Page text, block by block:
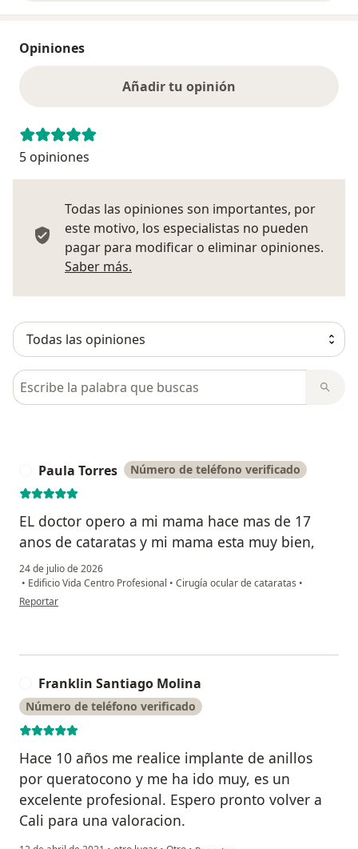
Opiniones
Añadir tu opinión
5 opiniones
Todas las opiniones son importantes, por
este motivo, los especialistas no pueden
pagar para modificar o eliminar opiniones.
Saber más.
Busca en opiniones
Paula Torres Número de teléfono verificado
EL doctor opero a mi mama hace mas de 17
anos de cataratas y mi mama esta muy bien,
24 de julio de 2026
• Edificio Vida Centro Profesional • Cirugía ocular de cataratas •
en opinión del usuario Paula Torres
Reportar
Franklin Santiago Molina
Número de teléfono verificado
Hace 10 años me realice implante de anillos
por queratocono y me ha ido muy, es un
excelente profesional. Espero pronto volver a
Cali para una valoracion.